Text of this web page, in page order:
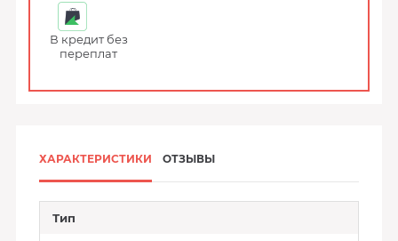
В кредит без
переплат
ХАРАКТЕРИСТИКИ ОТЗЫВЫ
Тип